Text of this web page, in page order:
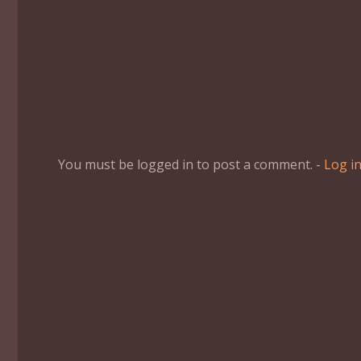
You must be logged in to post a comment. - Log in